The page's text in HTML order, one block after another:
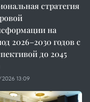
стратегия
на
2026–2030 годов с
до 2045
13:09